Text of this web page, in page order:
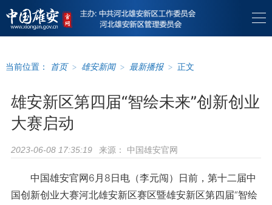
当前位置： 首页 > 雄安新闻 > 最新播报 > 正文
雄安新区第四届“智绘未来”创新创业
大赛启动
2023-06-08 17:35:19 来源： 中国雄安官网
中国雄安官网6月8日电（李元闯）日前，第十二届中
国创新创业大赛河北雄安新区赛区暨雄安新区第四届“智绘